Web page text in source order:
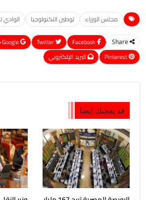
مجلس الوزراء توطين التكنولوجيا الوادي
Share
Google+
Pinterest
البريد الإلكتروني
قد يعجبك ايضا